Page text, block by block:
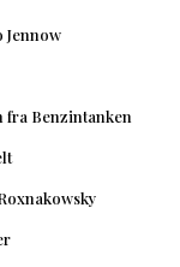
Jennow
fra Benzintanken